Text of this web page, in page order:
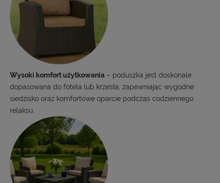
Wysoki komfort użytkowania – poduszka jest doskonale
dopasowana do fotela lub krzesła, zapewniając wygodne
siedzisko oraz komfortowe oparcie podczas codziennego
relaksu.